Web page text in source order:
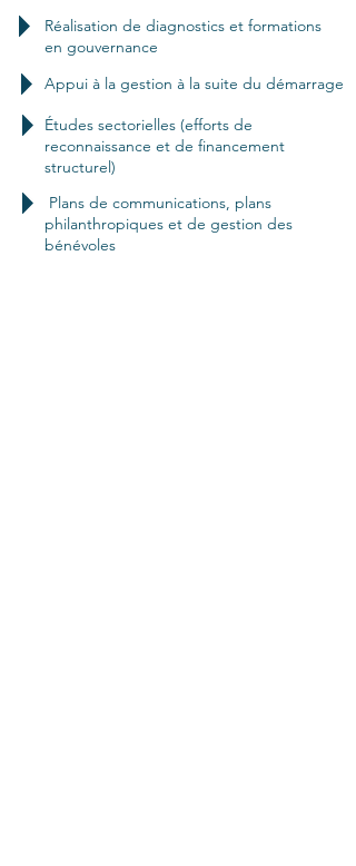
Réalisation de diagnostics et formations
en gouvernance
Appui à la gestion à la suite du démarrage
Études sectorielles (efforts de
reconnaissance et de financement
structurel)
Plans de communications, plans
philanthropiques et de gestion des
bénévoles